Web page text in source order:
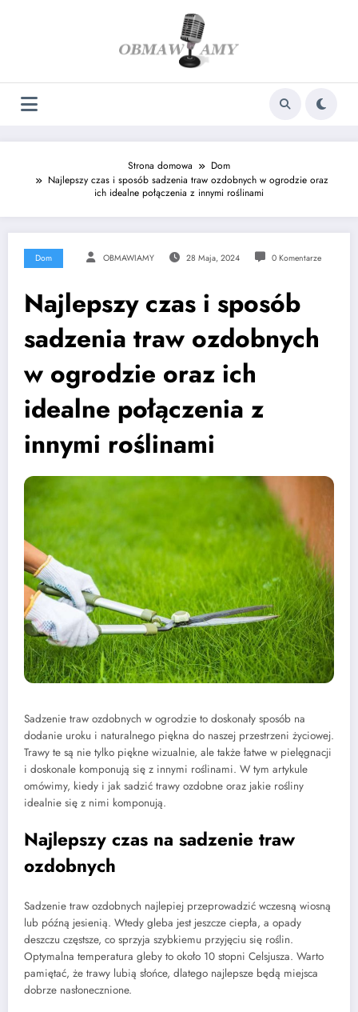
Strona domowa
Dom
Najlepszy czas i sposób sadzenia traw ozdobnych w ogrodzie oraz
ich idealne połączenia z innymi roślinami
Dom OBMAWIAMY 28 Maja, 2024 0 Komentarze
Najlepszy czas i sposób
sadzenia traw ozdobnych
w ogrodzie oraz ich
idealne połączenia z
innymi roślinami
Sadzenie traw ozdobnych w ogrodzie to doskonały sposób na
dodanie uroku i naturalnego piękna do naszej przestrzeni życiowej.
Trawy te są nie tylko piękne wizualnie, ale także łatwe w pielęgnacji
i doskonale komponują się z innymi roślinami. W tym artykule
omówimy, kiedy i jak sadzić trawy ozdobne oraz jakie rośliny
idealnie się z nimi komponują.
Najlepszy czas na sadzenie traw
ozdobnych
Sadzenie traw ozdobnych najlepiej przeprowadzić wczesną wiosną
lub późną jesienią. Wtedy gleba jest jeszcze ciepła, a opady
deszczu częstsze, co sprzyja szybkiemu przyjęciu się roślin.
Optymalna temperatura gleby to około 10 stopni Celsjusza. Warto
pamiętać, że trawy lubią słońce, dlatego najlepsze będą miejsca
dobrze nasłonecznione.